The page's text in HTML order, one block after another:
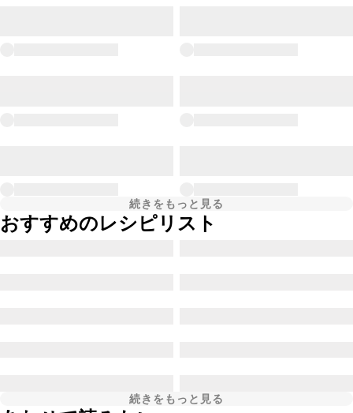
続きをもっと見る
おすすめのレシピリスト
続きをもっと見る